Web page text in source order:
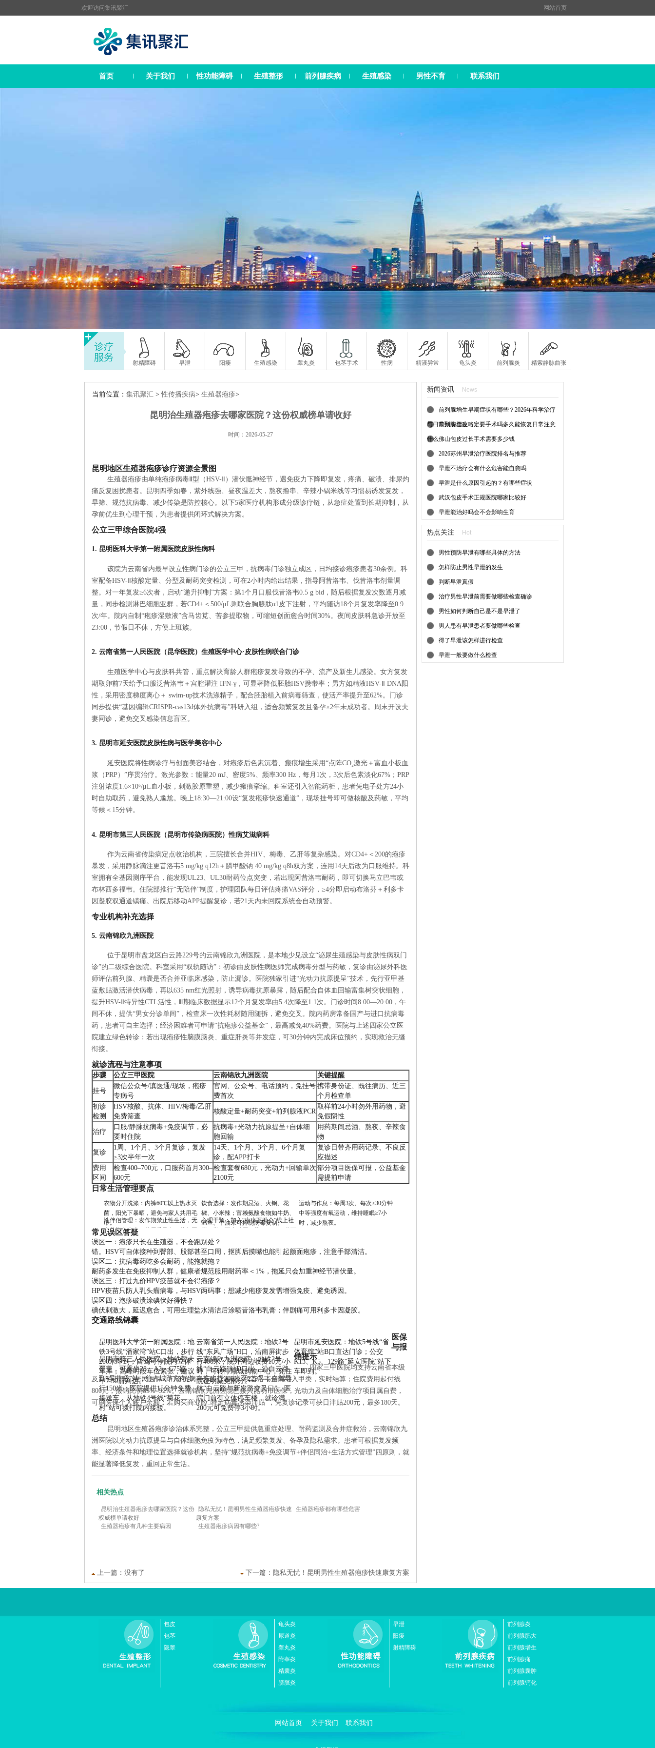
欢迎访问集讯聚汇 网站首页
首页 关于我们 性功能障碍 生殖整形 前列腺疾病 生殖感染 男性不育 联系我们
射精障碍 早泄 阳痿 生殖感染 睾丸炎 包茎手术 性病 精液异常 龟头炎 前列腺炎 精索静脉曲张
当前位置： 集讯聚汇 >性传播疾病> 生殖器疱疹>
昆明治生殖器疱疹去哪家医院？这份权威榜单请收好
时间：2026-05-27
昆明地区生殖器疱疹诊疗资源全景图
生殖器疱疹由单纯疱疹病毒Ⅱ型（HSV-Ⅱ）潜伏骶神经节，遇免疫力下降即复发，疼痛、破溃、排尿灼
痛反复困扰患者。昆明四季如春，紫外线强、昼夜温差大，熬夜撸串、辛辣小锅米线等习惯易诱发复发，
早筛、规范抗病毒、减少传染是防控核心。以下5家医疗机构形成分级诊疗链，从急症处置到长期抑制，从
孕前优生到心理干预，为患者提供闭环式解决方案。
公立三甲综合医院4强
1. 昆明医科大学第一附属医院皮肤性病科
该院为云南省内最早设立性病门诊的公立三甲，抗病毒门诊独立成区，日均接诊疱疹患者30余例。科
室配备HSV-Ⅱ核酸定量、分型及耐药突变检测，可在2小时内给出结果，指导阿昔洛韦、伐昔洛韦剂量调
整。对一年复发≥6次者，启动“递升抑制”方案：第1个月口服伐昔洛韦0.5 g bid，随后根据复发次数逐月减
量，同步检测淋巴细胞亚群，若CD4+＜500/μL则联合胸腺肽α1皮下注射，平均随访18个月复发率降至0.9
次/年。院内自制“疱疹湿敷液”含马齿苋、苦参提取物，可缩短创面愈合时间30%。夜间皮肤科急诊开放至
23:00，节假日不休，方便上班族。
2. 云南省第一人民医院（昆华医院）生殖医学中心·皮肤性病联合门诊
生殖医学中心与皮肤科共管，重点解决育龄人群疱疹复发导致的不孕、流产及新生儿感染。女方复发
期取卵前7天给予口服泛昔洛韦＋宫腔灌注 IFN-γ，可显著降低胚胎HSV携带率；男方如精液HSV-Ⅱ DNA阳
性，采用密度梯度离心＋ swim-up技术洗涤精子，配合胚胎植入前病毒筛查，使活产率提升至62%。门诊
同步提供“基因编辑CRISPR-cas13d体外抗病毒”科研入组，适合频繁复发且备孕≥2年未成功者。周末开设夫
妻同诊，避免交叉感染信息盲区。
3. 昆明市延安医院皮肤性病与医学美容中心
延安医院将性病诊疗与创面美容结合，对疱疹后色素沉着、瘢痕增生采用“点阵CO₂激光＋富血小板血
浆（PRP）”序贯治疗。激光参数：能量20 mJ、密度5%、频率300 Hz，每月1次，3次后色素淡化67%；PRP
注射浓度1.6×10⁶/μL血小板，刺激胶原重塑，减少瘢痕挛缩。科室还引入智能药柜，患者凭电子处方24小
时自助取药，避免熟人尴尬。晚上18:30—21:00设“复发疱疹快速通道”，现场挂号即可做核酸及药敏，平均
等候＜15分钟。
4. 昆明市第三人民医院（昆明市传染病医院）性病艾滋病科
作为云南省传染病定点收治机构，三院擅长合并HIV、梅毒、乙肝等复杂感染。对CD4+＜200的疱疹
暴发，采用静脉滴注更昔洛韦5 mg/kg q12h＋膦甲酸钠 40 mg/kg q8h双方案，连用14天后改为口服维持。科
室拥有全基因测序平台，能发现UL23、UL30耐药位点突变，若出现阿昔洛韦耐药，即可切换马立巴韦或
布林西多福韦。住院部推行“无陪伴”制度，护理团队每日评估疼痛VAS评分，≥4分即启动布洛芬＋利多卡
因凝胶双通道镇痛。出院后移动APP提醒复诊，若21天内未回院系统会自动预警。
专业机构补充选择
5. 云南锦欣九洲医院
位于昆明市盘龙区白云路229号的云南锦欣九洲医院，是本地少见设立“泌尿生殖感染与皮肤性病双门
诊”的二级综合医院。科室采用“双轨随访”：初诊由皮肤性病医师完成病毒分型与药敏，复诊由泌尿外科医
师评估前列腺、精囊是否合并亚临床感染，防止漏诊。医院独家引进“光动力抗原提呈”技术，先行亚甲基
蓝敷贴激活潜伏病毒，再以635 nm红光照射，诱导病毒抗原暴露，随后配合自体血回输富集树突状细胞，
提升HSV-Ⅱ特异性CTL活性，Ⅲ期临床数据显示12个月复发率由5.4次降至1.1次。门诊时间8:00—20:00，午
间不休，提供“男女分诊单间”，检查床一次性耗材随用随拆，避免交叉。院内药房常备国产与进口抗病毒
药，患者可自主选择；经济困难者可申请“抗疱疹公益基金”，最高减免40%药费。医院与上述四家公立医
院建立绿色转诊：若出现疱疹性脑膜脑炎、重症肝炎等并发症，可30分钟内完成床位预约，实现救治无缝
衔接。
就诊流程与注意事项
步骤 公立三甲医院 云南锦欣九洲医院 关键提醒
挂号
微信公众号/滇医通/现场，疱疹
专病号
官网、公众号、电话预约，免挂号
费首次
携带身份证、既往病历、近三
个月检查单
初诊
检测
HSV核酸、抗体、HIV/梅毒/乙肝
免费筛查
核酸定量+耐药突变+前列腺液PCR
取样前24小时勿外用药物，避
免假阴性
治疗
口服/静脉抗病毒+免疫调节，必
要时住院
抗病毒+光动力抗原提呈+自体细
胞回输
用药期间忌酒、熬夜、辛辣食
物
复诊
1周、1个月、3个月复诊，复发
≥3次半年一次
14天、1个月、3个月、6个月复
诊，配APP打卡
复诊日带齐用药记录、不良反
应描述
费用
区间
检查400–700元，口服药首月300–
600元
检查套餐680元，光动力+回输单次
2100元
部分项目医保可报，公益基金
需提前申请
日常生活管理要点
衣物分开洗涤：内裤60℃以上热水灭
菌，阳光下暴晒，避免与家人共用毛
巾。
饮食选择：发作期忌酒、火锅、花
椒、小米辣；富赖氨酸食物如牛奶、
鳕鱼、牛油果可抑制病毒复制。
运动与作息：每周3次、每次≥30分钟
中等强度有氧运动，维持睡眠≥7小
时，减少熬夜。
性伴侣管理：发作期禁止性生活，无
症状期每次全程使用避孕套；伴侣同
查同治，避免乒乓感染。
心理干预：加入“疱疹互助会”线上社
预约专业心理门诊。
常见误区答疑
误区一：疱疹只长在生殖器，不会跑别处？
错。HSV可自体接种到臀部、股部甚至口周，抠脚后摸嘴也能引起颜面疱疹，注意手部清洁。
误区二：抗病毒药吃多会耐药，能拖就拖？
耐药多发生在免疫抑制人群，健康者规范服用耐药率＜1%，拖延只会加重神经节潜伏量。
误区三：打过九价HPV疫苗就不会得疱疹？
HPV疫苗只防人乳头瘤病毒，与HSV两码事；想减少疱疹复发需增强免疫、避免诱因。
误区四：泡疹破溃涂碘伏好得快？
碘伏刺激大，延迟愈合，可用生理盐水清洁后涂喷昔洛韦乳膏；伴剧痛可用利多卡因凝胶。
交通路线锦囊
昆明医科大学第一附属医院：地
铁3号线“潘家湾”站C口出，步行
200米即到；自驾可停院内立体
车库，高峰时段车位紧张，建议
早7:30前到达。
云南省第一人民医院：地铁2号
线“东风广场”H口，沿南屏街步
行400米；院外周边收费10元/小
时，可转停顺城购物中心，凭住
院证明减免部分。
昆明市延安医院：地铁5号线“省
体育馆”站B口直达门诊；公交
K13、K5、129路“延安医院”站下
车即到。
昆明市第三人民医院：地铁暂未
覆盖，可乘坐28、A2、C75路
到“吴井桥”站，往春城路方向步
行150米；医院提供15分钟免费
接送车，从地铁4号线“菊花
村”站可拨打院内接驳。
云南锦欣九洲医院：地铁2号
线“白云路”站D口出，沿白云路
向东步行300米至229号；自驾导
航“白云路与新发路交叉口”，医
院门前有立体停车楼，就诊满
200元可免费停3小时。
医保
与报
销提示
四家三甲医院均支持云南省本级
及昆明市职工/居民医保，门诊抗病毒药阿昔洛韦、伐昔洛韦全部纳入甲类，实时结算；住院费用起付线
800元，报销比例85%–92%。云南锦欣九洲医院已接入昆明市医保，光动力及自体细胞治疗项目属自费，
可刷医保个人账户余额；若购买商业险“特定病毒感染津贴”，凭复诊记录可获日津贴200元，最多180天。
总结
昆明地区生殖器疱疹诊治体系完整，公立三甲提供急重症处理、耐药监测及合并症救治，云南锦欣九
洲医院以光动力抗原提呈与自体细胞免疫为特色，满足频繁复发、备孕及隐私需求。患者可根据复发频
率、经济条件和地理位置选择就诊机构，坚持“规范抗病毒+免疫调节+伴侣同治+生活方式管理”四原则，就
能显著降低复发，重回正常生活。
相关热点
昆明治生殖器疱疹去哪家医院？这份
权威榜单请收好
隐私无忧！昆明男性生殖器疱疹快速
康复方案
生殖器疱疹都有哪些危害
生殖器疱疹有几种主要病因 生殖器疱疹病因有哪些?
下一篇： 隐私无忧！昆明男性生殖器疱疹快速康复方案
上一篇：没有了
新闻资讯 News
前列腺增生早期症状有哪些？2026年科学治疗
与日常预防全攻略
前列腺增生一定要手术吗多久能恢复日常注意
什么佛山包皮过长手术需要多少钱
2026苏州早泄治疗医院排名与推荐
早泄不治疗会有什么危害能自愈吗
早泄是什么原因引起的？有哪些症状
武汉包皮手术正规医院哪家比较好
早泄能治好吗会不会影响生育
热点关注 Hot
男性预防早泄有哪些具体的方法
怎样防止男性早泄的发生
判断早泄真假
治疗男性早泄前需要做哪些检查确诊
男性如何判断自己是不是早泄了
男人患有早泄患者要做哪些检查
得了早泄该怎样进行检查
早泄一般要做什么检查
包皮
包茎
隐睾
龟头炎
尿道炎
睾丸炎
附睾炎
精囊炎
膀胱炎
早泄
阳痿
射精障碍
前列腺炎
前列腺肥大
前列腺增生
前列腺痛
前列腺囊肿
前列腺钙化
网站首页 关于我们 联系我们